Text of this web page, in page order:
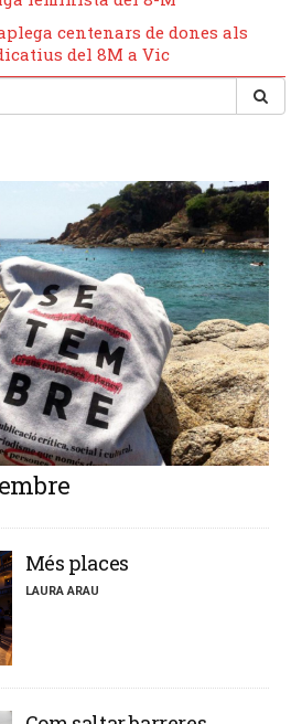
centenars de dones als
del 8M a Vic
​Més places
LAURA ARAU